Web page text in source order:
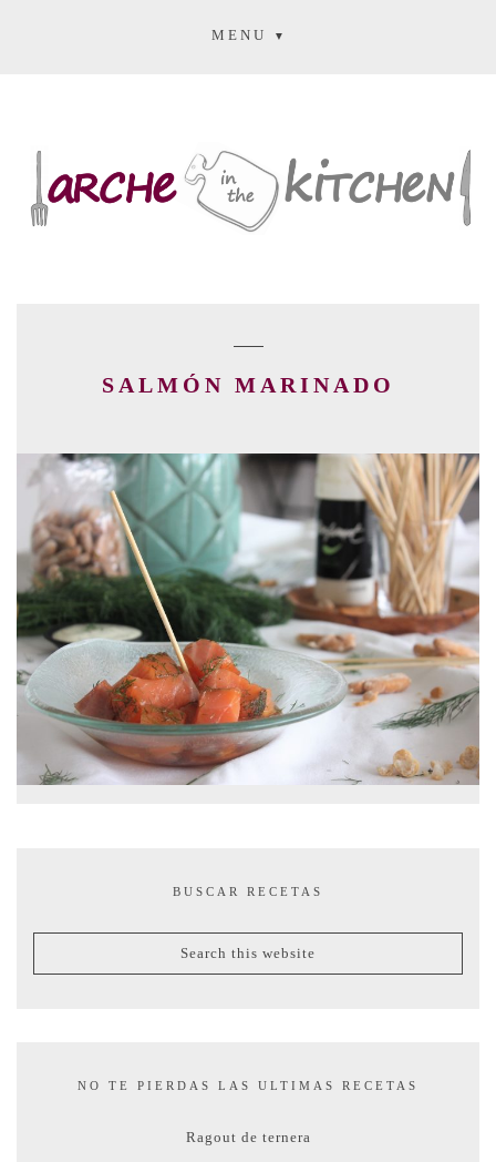
MENU
SALMÓN MARINADO
BUSCAR RECETAS
NO TE PIERDAS LAS ULTIMAS RECETAS
Ragout de ternera